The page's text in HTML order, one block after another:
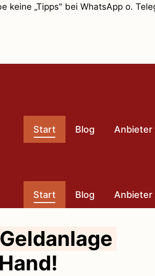
keine „Tipps" bei WhatsApp o.
Start Blog Anbieter
Start Blog Anbieter
Geldanlage